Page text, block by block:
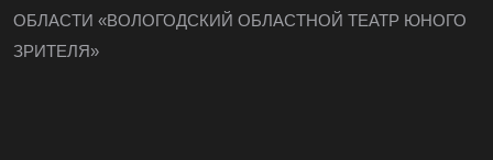
ОБЛАСТИ «ВОЛОГОДСКИЙ ОБЛАСТНОЙ ТЕАТР ЮНОГО
ЗРИТЕЛЯ»